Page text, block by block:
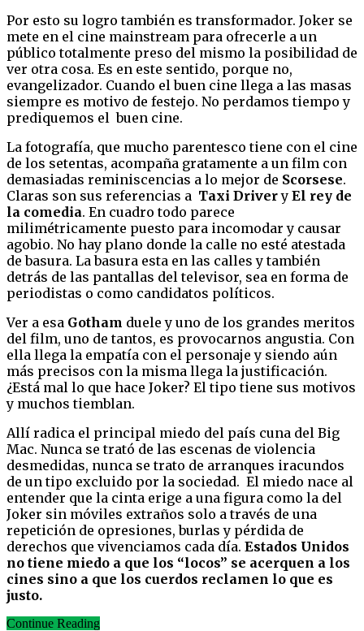
Por esto su logro también es transformador. Joker se
mete en el cine mainstream para ofrecerle a un
público totalmente preso del mismo la posibilidad de
ver otra cosa. Es en este sentido, porque no,
evangelizador. Cuando el buen cine llega a las masas
siempre es motivo de festejo. No perdamos tiempo y
prediquemos el buen cine.
La fotografía, que mucho parentesco tiene con el cine
de los setentas, acompaña gratamente a un film con
demasiadas reminiscencias a lo mejor de Scorsese.
Claras son sus referencias a Taxi Drivery El rey de
la comedia. En cuadro todo parece
milimétricamente puesto para incomodar y causar
agobio. No hay plano donde la calle no esté atestada
de basura. La basura esta en las calles y también
detrás de las pantallas del televisor, sea en forma de
periodistas o como candidatos políticos.
Ver a esa Gotham duele y uno de los grandes meritos
del film, uno de tantos, es provocarnos angustia. Con
ella llega la empatía con el personaje y siendo aún
más precisos con la misma llega la justificación.
¿Está mal lo que hace Joker? El tipo tiene sus motivos
y muchos tiemblan.
Allí radica el principal miedo del país cuna del Big
Mac. Nunca se trató de las escenas de violencia
desmedidas, nunca se trato de arranques iracundos
de un tipo excluido por la sociedad. El miedo nace al
entender que la cinta erige a una figura como la del
Joker sin móviles extraños solo a través de una
repetición de opresiones, burlas y pérdida de
derechos que vivenciamos cada día. Estados Unidos
no tiene miedo a que los “locos” se acerquen a los
cines sino a que los cuerdos reclamen lo que es
justo.
Continue Reading